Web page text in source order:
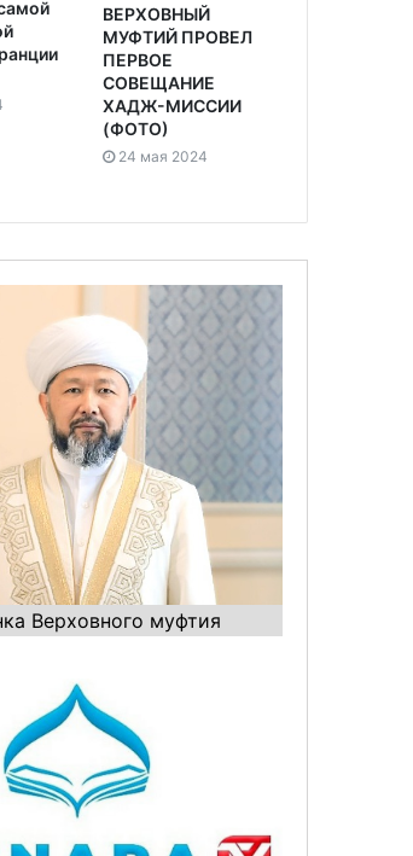
ВЕРХОВНЫЙ
МУФТИЙ ПРОВЕЛ
ПЕРВОЕ
СОВЕЩАНИЕ
ХАДЖ-МИССИИ
(ФОТО)
24 мая 2024
Верховного муфтия